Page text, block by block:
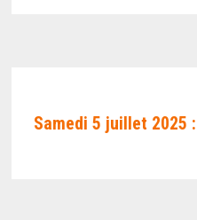
Samedi 5 juillet 2025 :